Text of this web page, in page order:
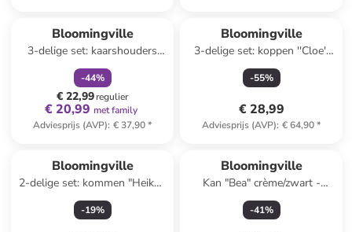
Bloomingville
3-delige set: kaarshouders
"Betiel" beige/bruin - (H)10,5 x
Ø 6 cm
-44%
€ 22,99regulier
€ 20,99 met family
Adviesprijs (AVP): € 37,90*
Bloomingville
3-delige set: koppen ''Cloe''
beige/blauw - 400 ml
-55%
€ 28,99
Adviesprijs (AVP): € 64,90*
Bloomingville
2-delige set: kommen "Heikki"
bruin/wit - Ø 12 cm
-19%
Bloomingville
Kan "Bea" crème/zwart -
(H)19,5 x Ø 12 cm
-41%